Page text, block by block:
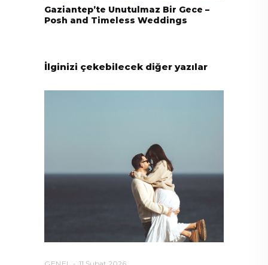
Gaziantep’te Unutulmaz Bir Gece –
Posh and Timeless Weddings
İlginizi çekebilecek diğer yazılar